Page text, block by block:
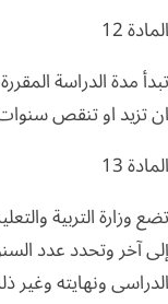
المادة 12
تبدأ مدة الدراسة
ان تزيد او تنقص سنوات
المادة 13
تضع وزارة التربية
إلى آخر وتحدد عدد
الدراسى ونهايته